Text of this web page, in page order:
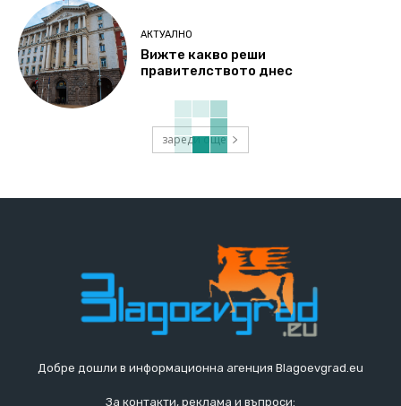
АКТУАЛНО
Вижте какво реши
правителството днес
зареди още
Добре дошли в информационна агенция Blagoevgrad.eu
За контакти, реклама и въпроси: